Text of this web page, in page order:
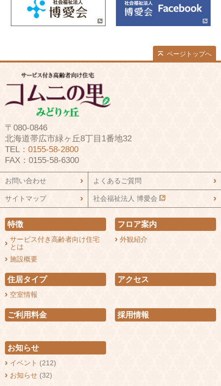
ページトップへ
〒080-0846
北海道帯広市緑ヶ丘8丁目1番地32
TEL： 0155-58-2800
FAX：0155-58-6300
お問い合わせ よくあるご質問
サイトマップ 社会福祉法人 博愛会
特徴
サービス付き高齢者向け住宅
とは
施設概要
フロア案内
外観紹介
住居タイプ
空室情報
アクセス
ご利用料金 採用情報
お知らせ
イベント (212)
お知らせ (32)